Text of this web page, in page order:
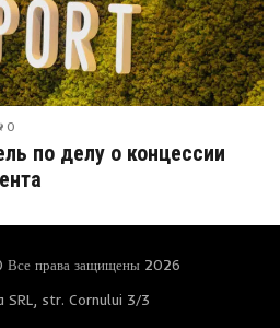
0
по делу о концессии
права защищены 2026
SRL, str. Cornului 3/3